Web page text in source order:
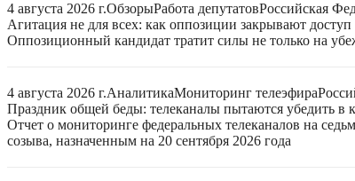
4 августа 2026 г.ОбзорыРабота депутатовРоссийская
Агитация не для всех: как оппозиции закрывают
Оппозиционный кандидат тратит силы не только на
4 августа 2026 г.АналитикаМониторинг телеэфира
Праздник общей беды: телеканалы пытаются убедить
Отчет о мониторинге федеральных телеканалов на
созыва, назначенным на 20 сентября 2026 года